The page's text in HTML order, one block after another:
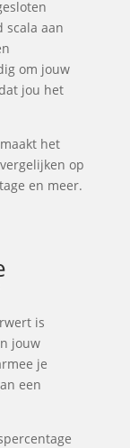
scala aan
om jouw
jou het
het
op
en meer.
is
jouw
je
een